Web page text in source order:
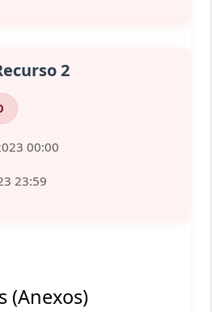
2
00:00
23:59
(Anexos)